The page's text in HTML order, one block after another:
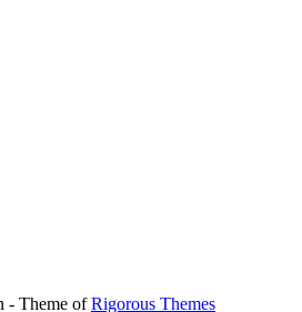
- Theme ofRigorous Themes